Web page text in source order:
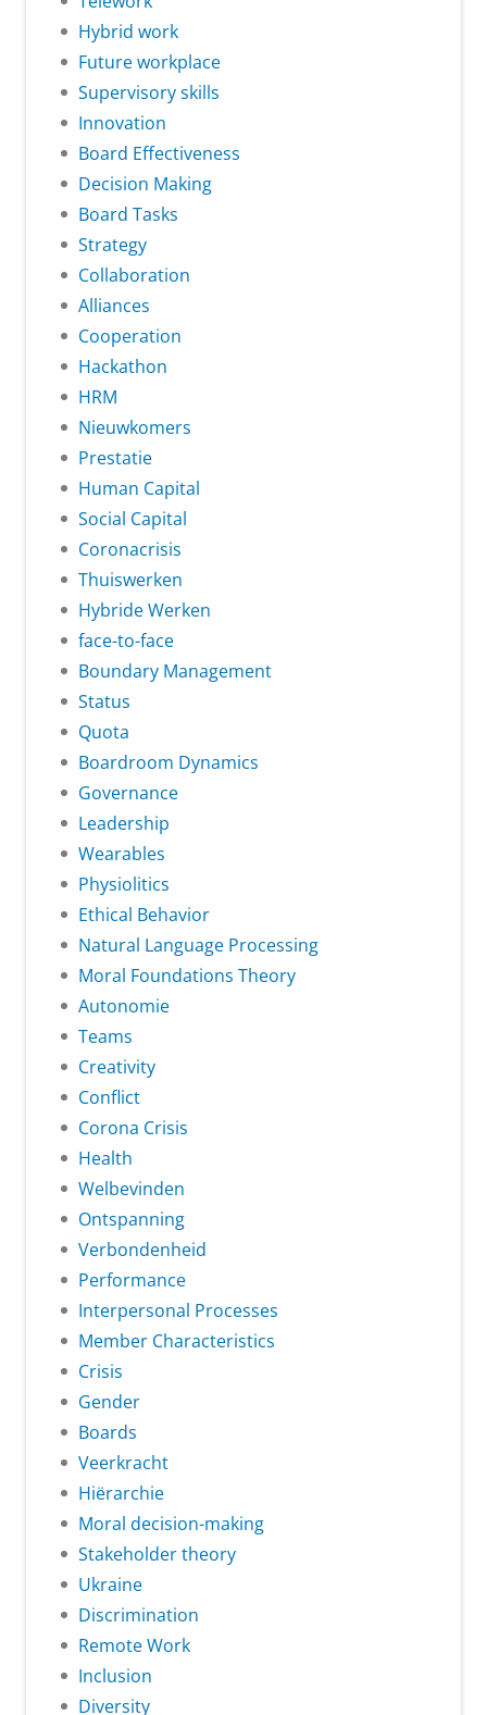
Hybrid work
Future workplace
Supervisory skills
Innovation
Board Effectiveness
Decision Making
Board Tasks
Strategy
Collaboration
Alliances
Cooperation
Hackathon
HRM
Nieuwkomers
Prestatie
Human Capital
Social Capital
Coronacrisis
Thuiswerken
Hybride Werken
face-to-face
Boundary Management
Status
Quota
Boardroom Dynamics
Governance
Leadership
Wearables
Physiolitics
Ethical Behavior
Natural Language Processing
Moral Foundations Theory
Autonomie
Teams
Creativity
Conflict
Corona Crisis
Health
Welbevinden
Ontspanning
Verbondenheid
Performance
Interpersonal Processes
Member Characteristics
Crisis
Gender
Boards
Veerkracht
Hiërarchie
Moral decision-making
Stakeholder theory
Ukraine
Discrimination
Remote Work
Inclusion
Diversity